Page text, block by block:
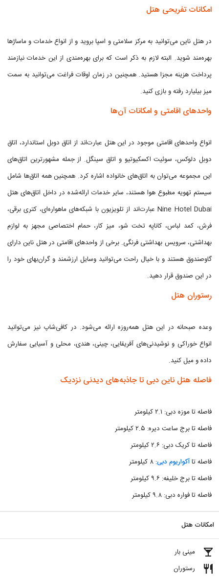
امکانات تفریحی هتل
در هتل ناین می‌توانید به مرکز سلامتی و اسپا بروید و از انواع خدمات و ماساژها
بهره‌مند شوید. البته لازم به ذکر است که برای بهره‌مندی از این خدمات نیازمند
پرداخت هزینه مجزا هستید. همچنین در زمان اوقات فراغت می‌توانید به سمت
میز بیلیارد رفته و بازی کنید.
واحدهای اقامتی و امکانات آن‌ها
انواع واحدهای اقامتی موجود در این هتل عبارت‌اند از اتاق دوبل استاندارد، اتاق
دوبل دلوکس، سوئیت اکسکیوتیو و اتاق سینگل. از جمله مشهورترین اتاق‌های
این مجموعه می‌توان به اتاق‌های خانواده اشاره کرد. همچنین همه اتاق‌ها شامل
سیستم تهویه مطبوع هوا هستند، سایر خدمات ارائه‌شده در داخل اتاق‌های هتل
Nine Hotel Dubai عبارت‌اند از تلویزیون با شبکه‌های ماهواره‌ای، کتری برقی،
فرش، کمد لباس، کاناپه تخت شو، میز کار، حمام اختصاصی مجهز به لوازم
بهداشتی، سرویس بهداشتی فرنگی. برخی از واحدهای اقامتی در هتل ناین دارای
گاوصندوق هستند و با خیال راحت می‌توانید وسایل ارزشمند و گران‌بهای خود را
در این صندوق قرار دهید.
رستوران هتل
وعده صبحانه در این هتل همه‌روزه ارائه می‌شود. در کافی‌شاپ نیز می‌توانید
انواع خوراکی و نوشیدنی‌های آفریقایی، چینی، هندی، محلی و آسیایی سفارش
داده و میل کنید.
فاصله هتل ناین دبی تا جاذبه‌های دیدنی نزدیک
فاصله تا موزه دبی: ۲.۱ کیلومتر
فاصله تا برج ساعت دیره: ۲.۵ کیلومتر
فاصله تا کریک دبی: ۲.۶ کیلومتر
فاصله تاآکواریوم دبی: ۸ کیلومتر
فاصله تا برج خلیفه: ۹.۶ کیلومتر
فاصله تا فواره دبی: ۹.۸ کیلوم
تر
امکانات هتل
local_bar مینی بار
restaurant رستوران